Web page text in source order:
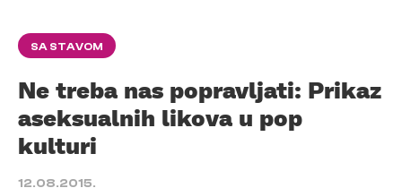
SA STAVOM
Ne treba nas popravljati: Prikaz
aseksualnih likova u pop
kulturi
12.08.2015.